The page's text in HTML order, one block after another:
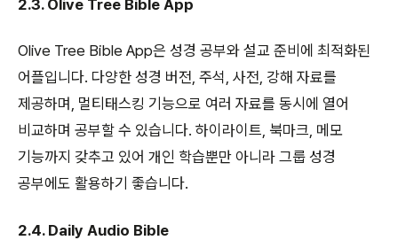
2.3. Olive Tree Bible App
Olive Tree Bible App은 성경 공부와 설교 준비에 최적화된
어플입니다. 다양한 성경 버전, 주석, 사전, 강해 자료를
제공하며, 멀티태스킹 기능으로 여러 자료를 동시에 열어
비교하며 공부할 수 있습니다. 하이라이트, 북마크, 메모
기능까지 갖추고 있어 개인 학습뿐만 아니라 그룹 성경
공부에도 활용하기 좋습니다.
2.4. Daily Audio Bible